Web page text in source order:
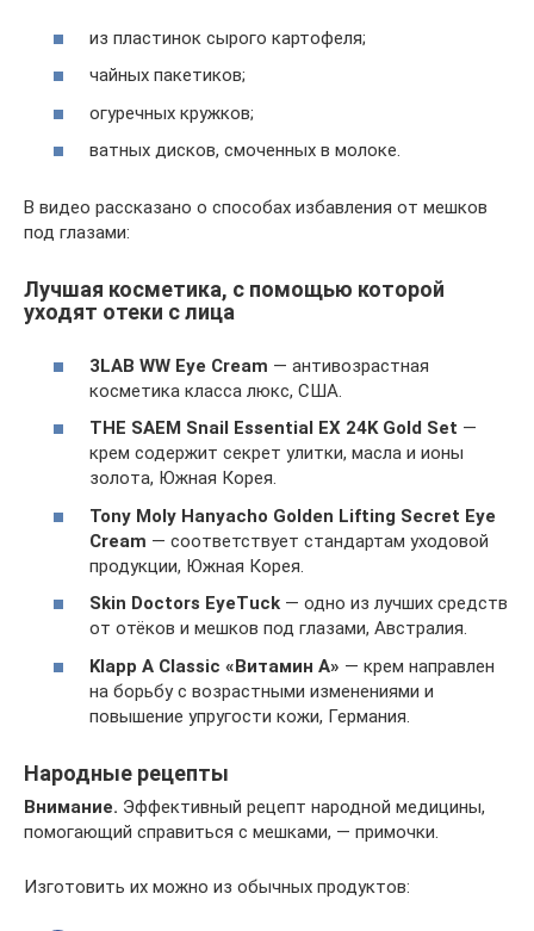
из пластинок сырого картофеля;
чайных пакетиков;
огуречных кружков;
ватных дисков, смоченных в молоке.
В видео рассказано о способах избавления от мешков
под глазами:
Лучшая косметика, с помощью которой
уходят отеки с лица
3LAB WW Eye Cream — антивозрастная
косметика класса люкс, США.
THE SAEM Snail Essential EX 24K Gold Set —
крем содержит секрет улитки, масла и ионы
золота, Южная Корея.
Tony Moly Hanyacho Golden Lifting Secret Eye
Cream — соответствует стандартам уходовой
продукции, Южная Корея.
Skin Doctors EyeTuck — одно из лучших средств
от отёков и мешков под глазами, Австралия.
Klapp A Classic «Витамин А» — крем направлен
на борьбу с возрастными изменениями и
повышение упругости кожи, Германия.
Народные рецепты
Внимание. Эффективный рецепт народной медицины,
помогающий справиться с мешками, — примочки.
Изготовить их можно из обычных продуктов: